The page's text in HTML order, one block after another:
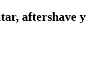
aftershave y